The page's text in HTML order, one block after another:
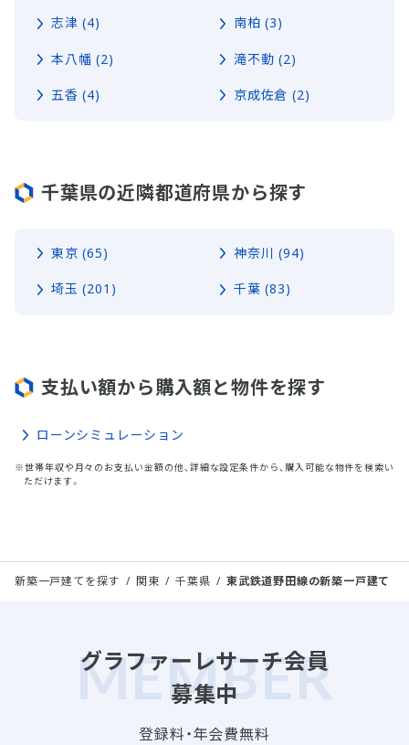
志津 (4) 南柏 (3)
本八幡 (2) 滝不動 (2)
五香 (4) 京成佐倉 (2)
千葉県の近隣都道府県から探す
東京 (65) 神奈川 (94)
埼玉 (201) 千葉 (83)
支払い額から購入額と物件を探す
ローンシミュレーション
※世帯年収や月々のお支払い金額の他、詳細な設定条件から、購入可能な物件を検索い
ただけます。
新築一戸建てを探す 関東 千葉県 東武鉄道野田線の新築一戸建て
グラファーレサーチ会員
募集中
登録料・年会費無料